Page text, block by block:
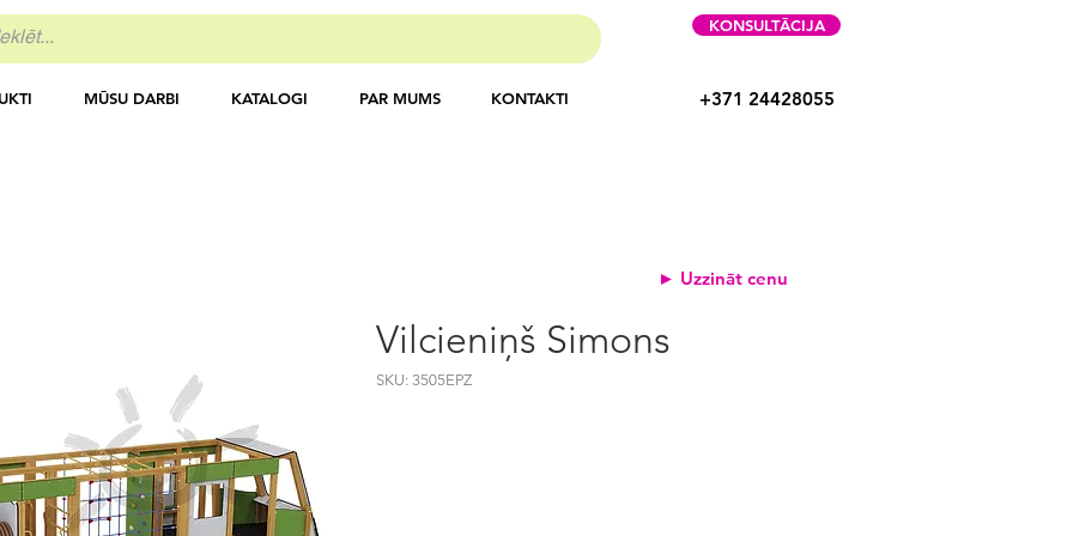
MŪSU DARBI KATALOGI PAR MUMS KONTAKTI
KONSULTĀCIJA
+371 24428055
Vilcieniņš Simons
SKU: 3505EPZ
► Uzzināt cenu